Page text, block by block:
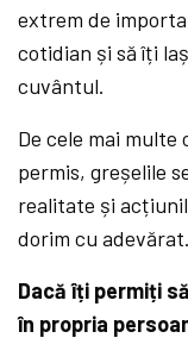
extrem de
cotidian și să îți
cuvântul.
De cele mai
permis, greșelile
realitate și
dorim cu adevărat.
Dacă îți permiți
în propria